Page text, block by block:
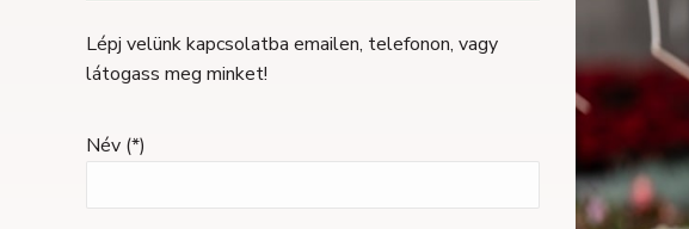
Lépj velünk kapcsolatba emailen, telefonon, vagy
látogass meg minket!
Név (*)